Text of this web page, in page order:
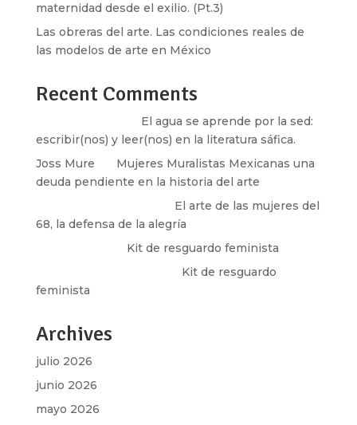
maternidad desde el exilio. (Pt.3)
Las obreras del arte. Las condiciones reales de
las modelos de arte en México
Recent Comments
El agua se aprende por la sed:
escribir(nos) y leer(nos) en la literatura sáfica.
Joss Mure
Mujeres Muralistas Mexicanas una
deuda pendiente en la historia del arte
El arte de las mujeres del
68, la defensa de la alegría
Kit de resguardo feminista
Kit de resguardo
feminista
Archives
julio 2026
junio 2026
mayo 2026